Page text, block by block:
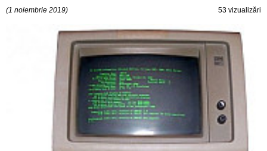
(1 noiembrie 2019) 53 vizualizări